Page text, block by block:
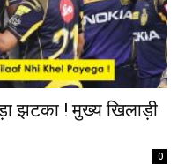
झटका ! मुख्य खिलाड़ी
0